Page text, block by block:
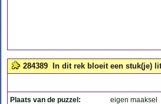
284389 In dit rek bloeit een stuk(je)
Plaats van de puzzel: eigen maaksel